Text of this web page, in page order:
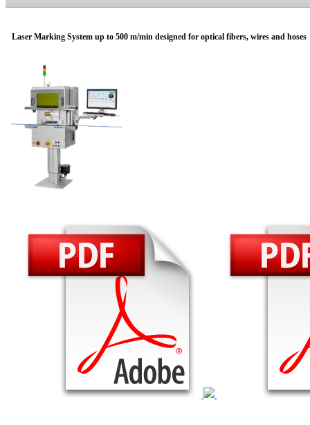
Laser Marking System up to 500 m/min designed for optical fibers, wires and hoses